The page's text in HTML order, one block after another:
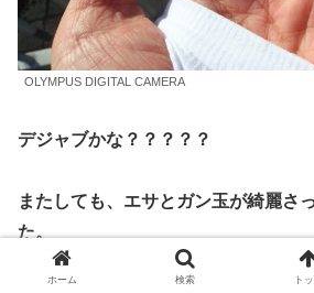
OLYMPUS DIGITAL CAMERA
デジャブかな？？？？？
またしても、エサとガン玉が綺麗さ
た。
ホーム 検索 ト